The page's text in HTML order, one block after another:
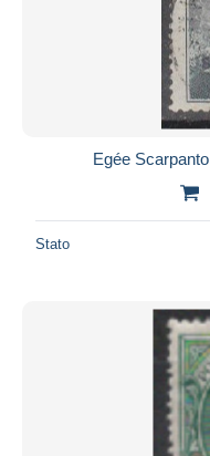
Egée
Stato